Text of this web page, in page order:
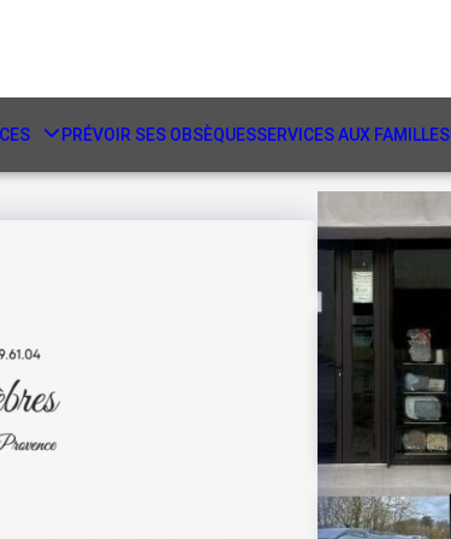
PRÉVOIR SES OBSÈQUESSERVICES AUX FAMILLES